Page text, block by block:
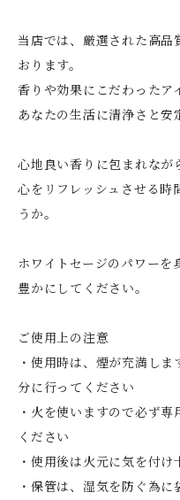
当店では、厳選された高品
おります。
香りや効果にこだわったア
あなたの生活に清浄さと安
心地良い香りに包まれなが
心をリフレッシュさせる時
うか。
ホワイトセージのパワーを
豊かにしてください。
ご使用上の注意
・使用時は、煙が充満し
分に行ってください
・火を使いますので必ず
ください
・使用後は火元に気を付
・保管は、湿気を防ぐ為